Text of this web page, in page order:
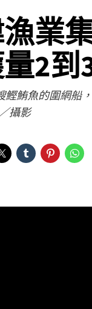
業
2到
鰹鮪魚的圍網船
攝影